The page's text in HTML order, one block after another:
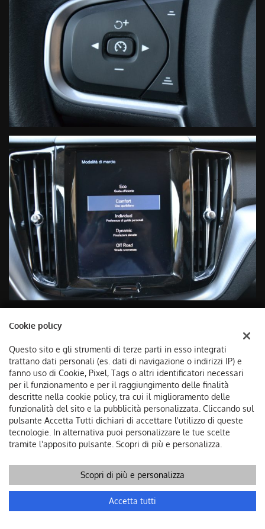
Contatta un consulente
Cookie policy
Questo sito e gli strumenti di terze parti in esso integrati
trattano dati personali (es. dati di navigazione o indirizzi IP) e
fanno uso di Cookie, Pixel, Tags o altri identificatori necessari
per il funzionamento e per il raggiungimento delle finalità
descritte nella cookie policy, tra cui il miglioramento delle
funzionalità del sito e la pubblicità personalizzata. Cliccando sul
pulsante Accetta Tutti dichiari di accettare l'utilizzo di queste
tecnologie. In alternativa puoi personalizzare le tue scelte
tramite l'apposito pulsante. Scopri di più e personalizza.
Scopri di più e personalizza
Accetta tutti